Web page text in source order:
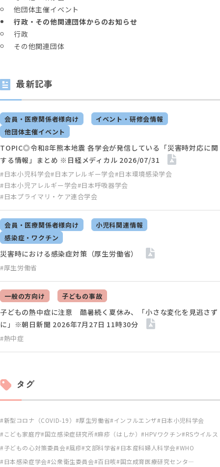
他団体主催イベント
行政・その他関連団体からのお知らせ
行政
その他関連団体
最新記事
会員・医療関係者様向け
イベント・研修会情報
他団体主催イベント
#日本小児科学会#日本アレルギー学会#日本環境感染学会
#日本小児アレルギー学会#日本呼吸器学会
#日本プライマリ・ケア連合学会
TOPIC◎令和8年熊本地震 各学会が発信している「災害時対応に関
する情報」まとめ ※日経メディカル 2026/07/31
会員・医療関係者様向け
小児科関連情報
感染症・ワクチン
#厚生労働省
災害時における感染症対策（厚生労働省）
一般の方向け 子どもの事故
#熱中症
子どもの熱中症に注意 酷暑続く夏休み、「小さな変化を見逃さず
に」※朝日新聞 2026年7月27日 11時30分
タグ
新型コロナ（COVID-19） 厚生労働省 インフルエンザ 日本小児科学会
こども家庭庁 国立感染症研究所 麻疹（はしか） HPVワクチン RSウイルス
子どもの心対策委員会 風疹 文部科学省 日本産科婦人科学会 WHO
日本感染症学会 公衆衛生委員会 百日咳 国立成育医療研究センタ―